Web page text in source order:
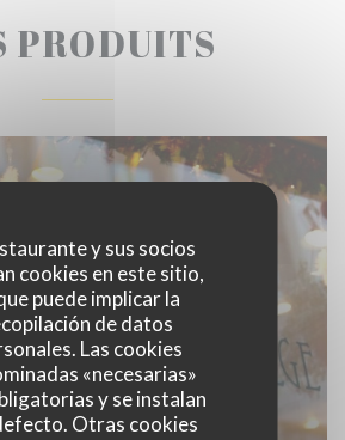
y sus socios
cookies en este sitio,
puede implicar la
de datos
Las cookies
«necesarias»
y se instalan
Otras cookies
PRODUITS